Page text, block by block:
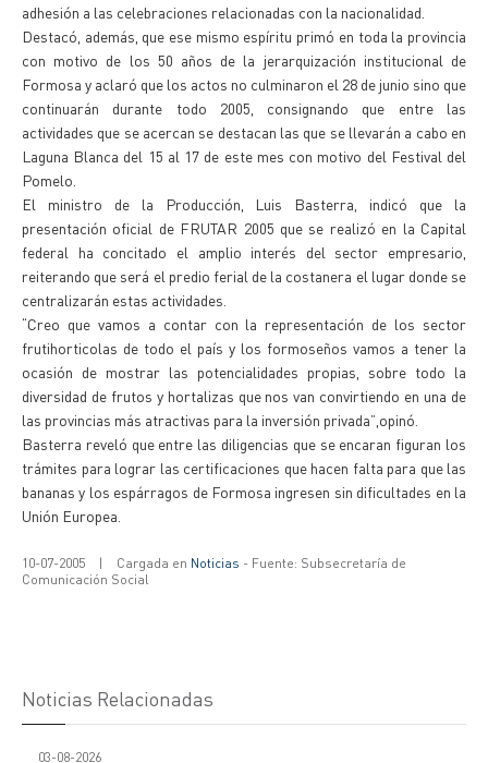
adhesión a las celebraciones relacionadas con la nacionalidad.
Destacó, además, que ese mismo espíritu primó en toda la provincia
con motivo de los 50 años de la jerarquización institucional de
Formosa y aclaró que los actos no culminaron el 28 de junio sino que
continuarán durante todo 2005, consignando que entre las
actividades que se acercan se destacan las que se llevarán a cabo en
Laguna Blanca del 15 al 17 de este mes con motivo del Festival del
Pomelo.
El ministro de la Producción, Luis Basterra, indicó que la
presentación oficial de FRUTAR 2005 que se realizó en la Capital
federal ha concitado el amplio interés del sector empresario,
reiterando que será el predio ferial de la costanera el lugar donde se
centralizarán estas actividades.
“Creo que vamos a contar con la representación de los sector
frutihorticolas de todo el país y los formoseños vamos a tener la
ocasión de mostrar las potencialidades propias, sobre todo la
diversidad de frutos y hortalizas que nos van convirtiendo en una de
las provincias más atractivas para la inversión privada”,opinó.
Basterra reveló que entre las diligencias que se encaran figuran los
trámites para lograr las certificaciones que hacen falta para que las
bananas y los espárragos de Formosa ingresen sin dificultades en la
Unión Europea.
10-07-2005 | Cargada en Noticias - Fuente: Subsecretaría de
Comunicación Social
Noticias Relacionadas
03-08-2026